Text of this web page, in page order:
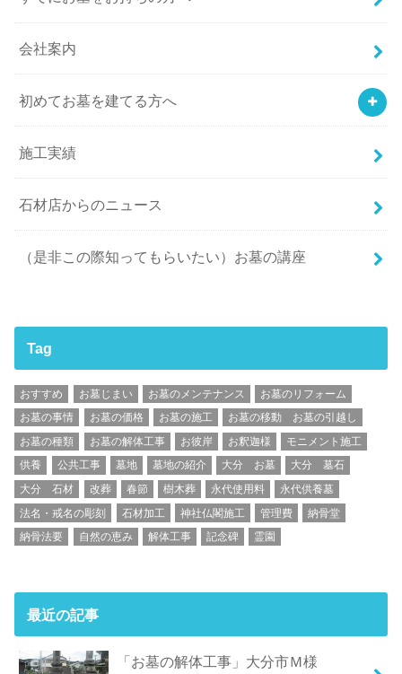
会社案内
初めてお墓を建てる方へ
施工実績
石材店からのニュース
（是非この際知ってもらいたい）お墓の講座
Tag
おすすめ お墓じまい お墓のメンテナンス
お墓のリフォーム
お墓の事情
お墓の価格 お墓の施工
お墓の移動 お墓の引越し
お墓の種類
お墓の解体工事 お彼岸 お釈迦様
モニメント施工
供養
公共工事 墓地 墓地の紹介 大分 お墓
大分 墓石
大分 石材
改葬 春節 樹木葬 永代使用料
永代供養墓
法名・戒名の彫刻
石材加工 神社仏閣施工 管理費
納骨堂
納骨法要
自然の恵み 解体工事 記念碑 霊園
最近の記事
「お墓の解体工事」大分市Ｍ様